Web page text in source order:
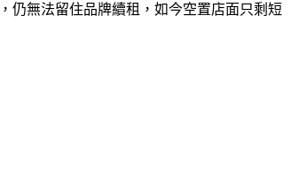
仍無法留住品牌續租，如今空置店面只剩短